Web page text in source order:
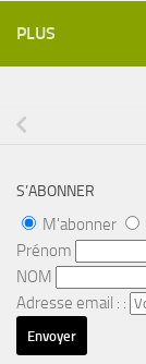
PLUS
S’ABONNER
M'abonner
Prénom
NOM
Adresse email : :